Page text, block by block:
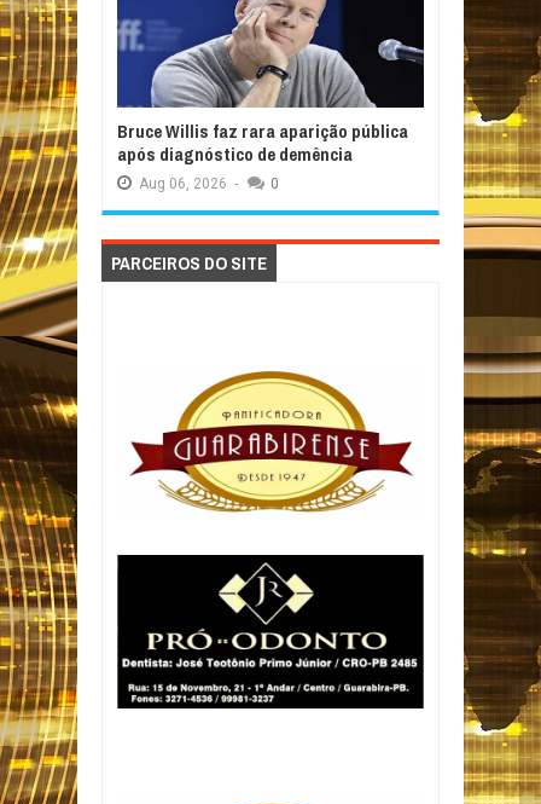
Bruce Willis faz rara aparição pública
após diagnóstico de demência
Aug 06, 2026 - 0
PARCEIROS DO SITE